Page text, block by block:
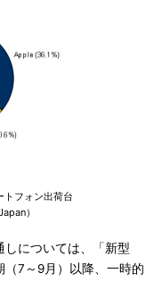
フォン出荷台
）
については、「新型
7～9月）以降、一時的